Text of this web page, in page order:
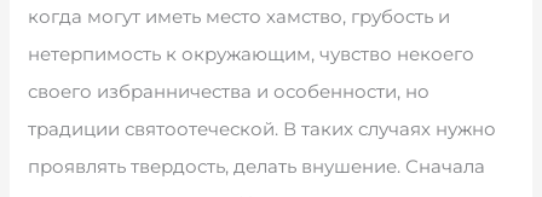
когда могут иметь место хамство, грубость и
нетерпимость к окружающим, чувство некоего
своего избранничества и особенности, но
традиции святоотеческой. В таких случаях нужно
проявлять твердость, делать внушение. Сначала